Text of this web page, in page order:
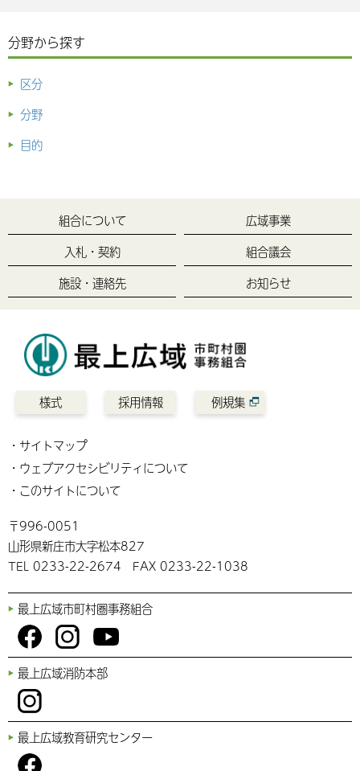
分野から探す
区分
分野
目的
組合について
広域事業
入札・契約
組合議会
施設・連絡先
お知らせ
様式 採用情報 例規集
サイトマップ
ウェブアクセシビリティについて
このサイトについて
〒996-0051
山形県新庄市大字松本827
TEL 0233-22-2674 FAX 0233-22-1038
最上広域市町村圏事務組合
Fac
ebo
ok
Inst
agr
You
Tub
最上広域消防本部
Inst
agr
am
最上広域教育研究センター